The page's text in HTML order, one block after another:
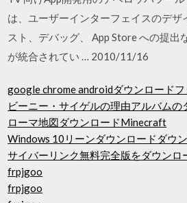
は、ユーザーインターフェイスのデザ
スト、デバッグ、 App Store への提出
が統合されてい … 2010/11/16
google chrome androidダウンロード
ビーニー・サイゲルの理由アルバムの
ローマ地図ダウンロードMinecraft
Windows 10リーンダウンロードダウ
サイバーリンク無料完全版をダウンロ
frpjgoo
frpjgoo